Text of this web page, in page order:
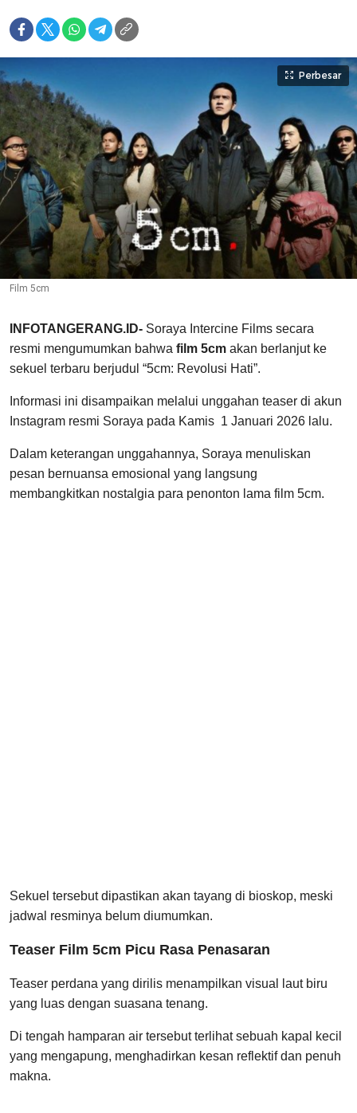
Perbesar
Film 5cm
INFOTANGERANG.ID- Soraya Intercine Films secara
resmi mengumumkan bahwa film 5cm akan berlanjut ke
sekuel terbaru berjudul “5cm: Revolusi Hati”.
Informasi ini disampaikan melalui unggahan teaser di akun
Instagram resmi Soraya pada Kamis 1 Januari 2026 lalu.
Dalam keterangan unggahannya, Soraya menuliskan
pesan bernuansa emosional yang langsung
membangkitkan nostalgia para penonton lama film 5cm.
Sekuel tersebut dipastikan akan tayang di bioskop, meski
jadwal resminya belum diumumkan.
Teaser Film 5cm Picu Rasa Penasaran
Teaser perdana yang dirilis menampilkan visual laut biru
yang luas dengan suasana tenang.
Di tengah hamparan air tersebut terlihat sebuah kapal kecil
yang mengapung, menghadirkan kesan reflektif dan penuh
makna.